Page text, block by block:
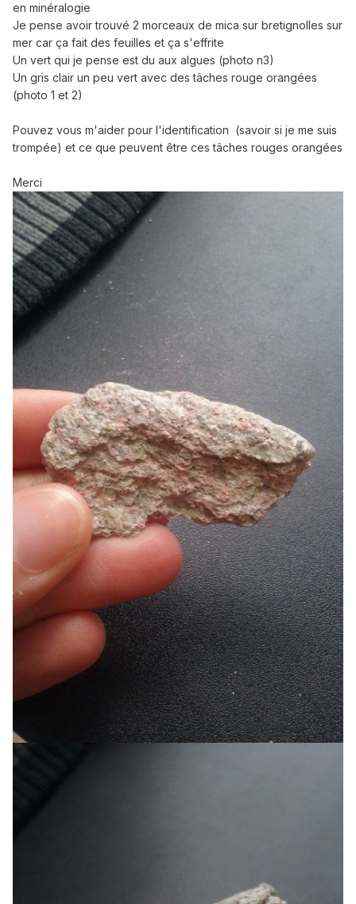
en minéralogie
Je pense avoir trouvé 2 morceaux de mica sur bretignolles sur
mer car ça fait des feuilles et ça s'effrite
Un vert qui je pense est du aux algues (photo n3)
Un gris clair un peu vert avec des tâches rouge orangées
(photo 1 et 2)
Pouvez vous m'aider pour l'identification (savoir si je me suis
trompée) et ce que peuvent être ces tâches rouges orangées
Merci